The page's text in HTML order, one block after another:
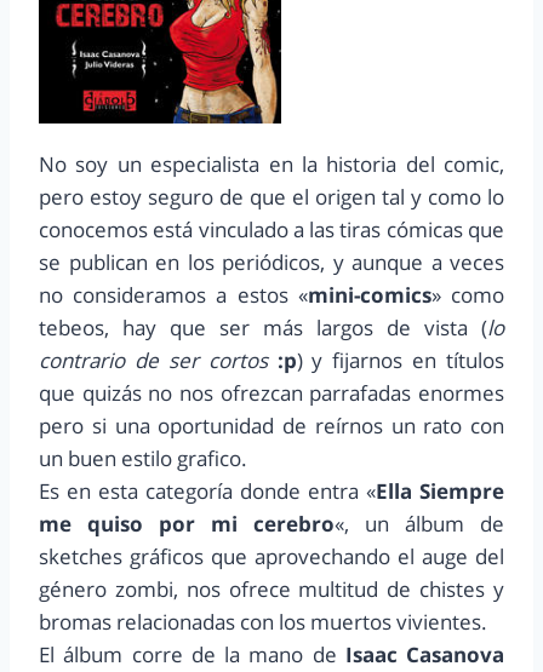
No soy un especialista en la historia del comic,
pero estoy seguro de que el origen tal y como lo
conocemos está vinculado a las tiras cómicas que
se publican en los periódicos, y aunque a veces
no consideramos a estos «mini-comics» como
tebeos, hay que ser más largos de vista (lo
contrario de ser cortos :p) y fijarnos en títulos
que quizás no nos ofrezcan parrafadas enormes
pero si una oportunidad de reírnos un rato con
un buen estilo grafico.
Es en esta categoría donde entra «Ella Siempre
me quiso por mi cerebro«, un álbum de
sketches gráficos que aprovechando el auge del
género zombi, nos ofrece multitud de chistes y
bromas relacionadas con los muertos vivientes.
El álbum corre de la mano de Isaac Casanova